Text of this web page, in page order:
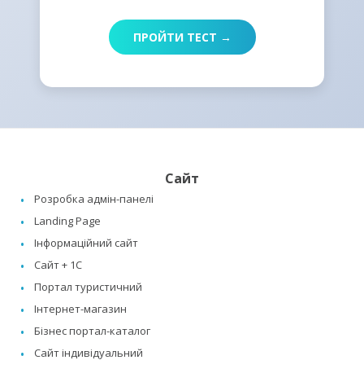
ПРОЙТИ ТЕСТ →
Сайт
Розробка адмін-панелі
Landing Page
Інформаційний сайт
Сайт + 1C
Портал туристичний
Інтернет-магазин
Бізнес портал-каталог
Сайт індивідуальний